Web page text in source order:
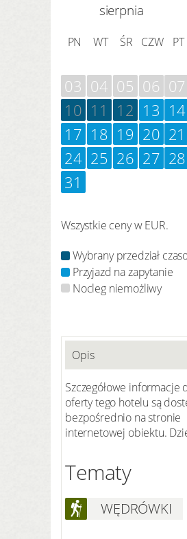
sierpnia
PN WT ŚR CZW PT
03 04 05 06 07
10 11 12 13 14
17 18 19 20 21
24 25 26 27 28
31
Wszystkie ceny w EUR.
Wybrany przedział
Przyjazd na zapytanie
Nocleg niemożliwy
Opis
Szczegółowe informacje
oferty tego hotelu są
bezpośrednio na stronie
internetowej obiektu.
Tematy
WĘDRÓWKI